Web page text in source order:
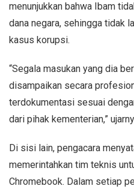
menunjukkan bahwa Ibam
dana negara, sehingga tidak
kasus korupsi.
“Segala masukan yang dia
disampaikan secara
terdokumentasi sesuai
dari pihak kementerian,”
Di sisi lain, pengacara
memerintahkan tim teknis
Chromebook. Dalam setiap